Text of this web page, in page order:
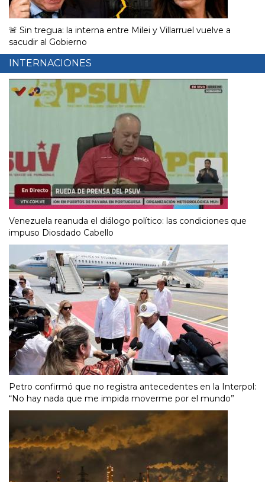
🚨 Sin tregua: la interna entre Milei y Villarruel vuelve a
sacudir al Gobierno
INTERNACIONES
Venezuela reanuda el diálogo político: las condiciones que
impuso Diosdado Cabello
Petro confirmó que no registra antecedentes en la Interpol:
“No hay nada que me impida moverme por el mundo”